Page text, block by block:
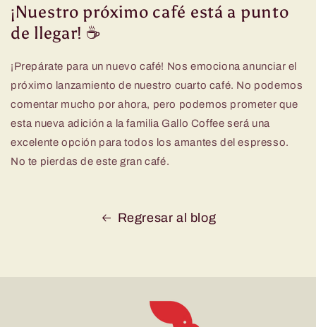
¡Nuestro próximo café está a punto
de llegar! ☕
¡Prepárate para un nuevo café! Nos emociona anunciar el
próximo lanzamiento de nuestro cuarto café. No podemos
comentar mucho por ahora, pero podemos prometer que
esta nueva adición a la familia Gallo Coffee será una
excelente opción para todos los amantes del espresso.
No te pierdas de este gran café.
Regresar al blog